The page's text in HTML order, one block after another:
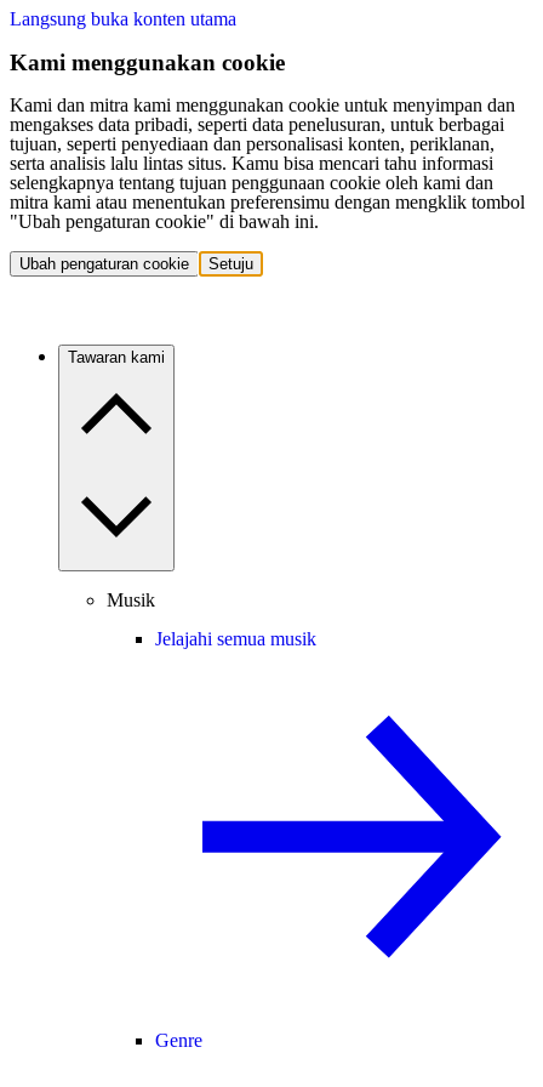
Langsung buka konten utama
Kami menggunakan cookie
Kami dan mitra kami menggunakan cookie untuk menyimpan dan
mengakses data pribadi, seperti data penelusuran, untuk berbagai
tujuan, seperti penyediaan dan personalisasi konten, periklanan,
serta analisis lalu lintas situs. Kamu bisa mencari tahu informasi
selengkapnya tentang tujuan penggunaan cookie oleh kami dan
mitra kami atau menentukan preferensimu dengan mengklik tombol
"Ubah pengaturan cookie" di bawah ini.
Ubah pengaturan cookie Setuju
Tawaran kami
Musik
Jelajahi semua musik
Genre